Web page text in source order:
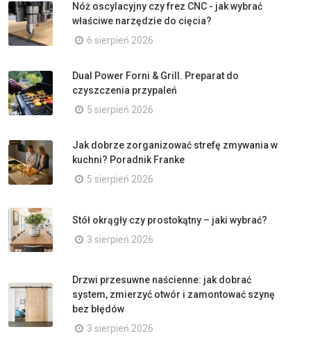
Nóż oscylacyjny czy frez CNC - jak wybrać
właściwe narzędzie do cięcia?
6 sierpień 2026
Dual Power Forni & Grill. Preparat do
czyszczenia przypaleń
5 sierpień 2026
Jak dobrze zorganizować strefę zmywania w
kuchni? Poradnik Franke
5 sierpień 2026
Stół okrągły czy prostokątny – jaki wybrać?
3 sierpień 2026
Drzwi przesuwne naścienne: jak dobrać
system, zmierzyć otwór i zamontować szynę
bez błędów
3 sierpień 2026